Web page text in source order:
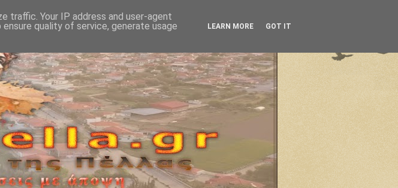
traffic. Your IP address and user-agent
quality of service, generate usage
LEARN MORE GOT IT